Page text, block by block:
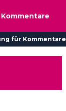
für Kommentare